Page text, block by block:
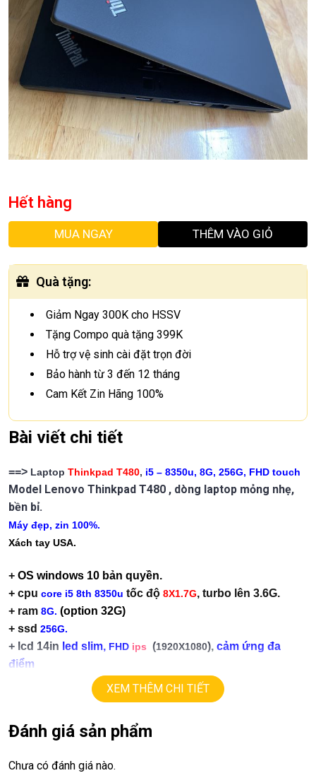
Hết hàng
MUA NGAY THÊM VÀO GIỎ
Quà tặng:
Giảm Ngay 300K cho HSSV
Tặng Compo quà tặng 399K
Hỗ trợ vệ sinh cài đặt trọn đời
Bảo hành từ 3 đến 12 tháng
Cam Kết Zin Hãng 100%
Bài viết chi tiết
==> Laptop Thinkpad T480, i5 – 8350u, 8G, 256G, FHD touch
Model Lenovo Thinkpad T480 , dòng laptop mỏng nhẹ,
bền bỉ.
Máy đẹp, zin 100%.
Xách tay USA.
+ OS windows 10 bản quyền.
+ cpu core i5 8th 8350u tốc độ 8X1.7G, turbo lên 3.6G.
+ ram 8G. (option 32G)
+ ssd 256G.
+ lcd 14in led slim, FHD ips (1920X1080), cảm ứng đa
điểm
intel UHD620.
HDMI, usb 3.0, webcam, Finger, usb type C.
+phím chiclet, có đèn phím
XEM THÊM CHI TIẾT
Đánh giá sản phẩm
Chưa có đánh giá nào.